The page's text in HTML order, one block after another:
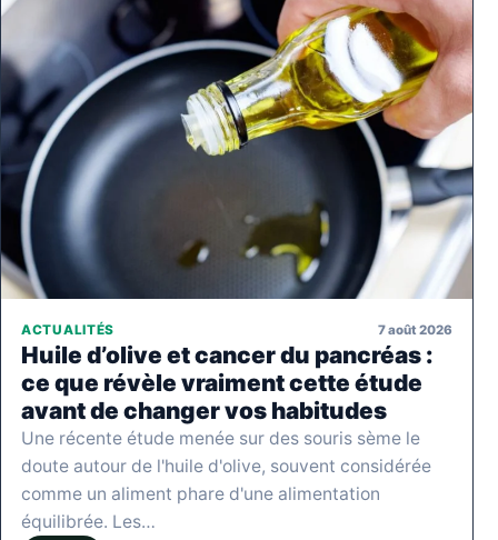
ACTUALITÉS 7 août 2026
Huile d’olive et cancer du pancréas :
ce que révèle vraiment cette étude
avant de changer vos habitudes
Une récente étude menée sur des souris sème le
doute autour de l'huile d'olive, souvent considérée
comme un aliment phare d'une alimentation
équilibrée. Les…